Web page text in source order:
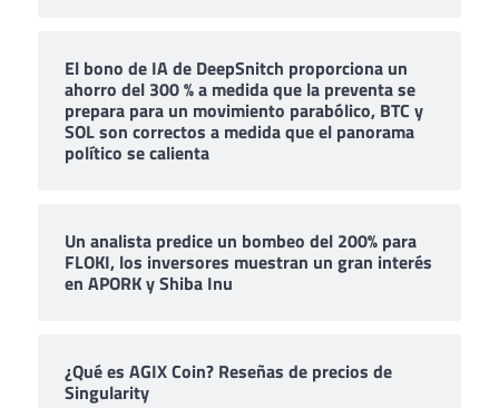
El bono de IA de DeepSnitch proporciona un
ahorro del 300 % a medida que la preventa se
prepara para un movimiento parabólico, BTC y
SOL son correctos a medida que el panorama
político se calienta
Un analista predice un bombeo del 200% para
FLOKI, los inversores muestran un gran interés
en APORK y Shiba Inu
¿Qué es AGIX Coin? Reseñas de precios de
Singularity